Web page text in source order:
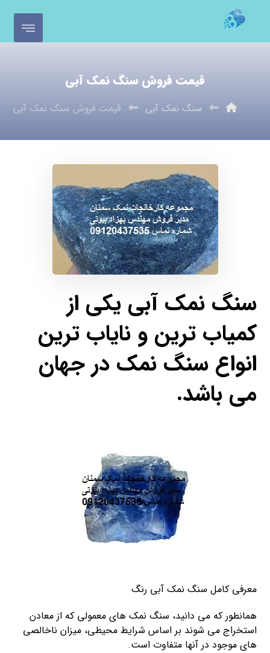
قیمت فروش سنگ نمک آبی
سنگ نمک آبی قیمت فروش سنگ نمک آبی
سنگ نمک آبی یکی از
کمیاب ترین و نایاب ترین
انواع سنگ نمک در جهان
می باشد.
معرفی کامل سنگ نمک آبی رنگ
همانطور که می دانید، سنگ نمک های معمولی که از معادن
استخراج می شوند بر اساس شرایط محیطی، میزان ناخالصی
های موجود در آنها متفاوت است.